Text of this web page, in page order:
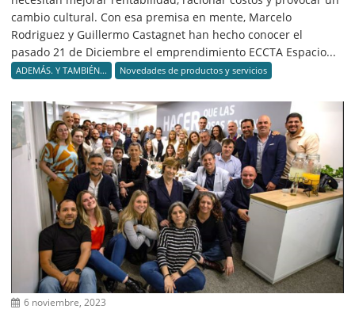
cambio cultural. Con esa premisa en mente, Marcelo
Rodriguez y Guillermo Castagnet han hecho conocer el
pasado 21 de Diciembre el emprendimiento ECCTA Espacio...
ADEMÁS. Y TAMBIÉN... Novedades de productos y servicios
6 noviembre, 2023